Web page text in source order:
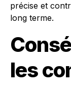
précise et
long terme.
les